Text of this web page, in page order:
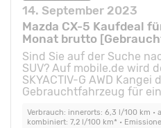
14. September 2023
Mazda CX-5 Kaufdeal
Monat brutto
Sind Sie auf der Suche
SUV? Auf mobile.de wird
SKYACTIV-G AWD Kangei
Gebrauchtfahrzeug für
Verbrauch: innerorts: 6,3 l/100 km •
kombiniert: 7,2 l/100 km* •